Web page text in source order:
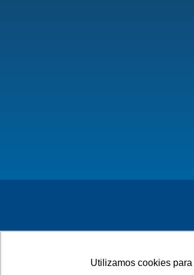
Utilizamos cookies